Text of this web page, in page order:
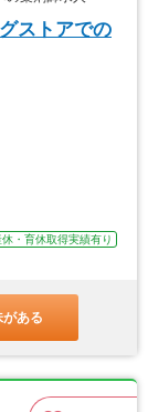
ストアでの
休・育休取得実績有り
ある